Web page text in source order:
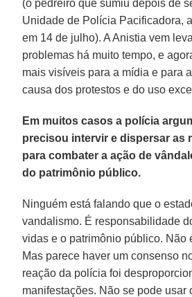
(o pedreiro que sumiu depois de
Unidade de Polícia Pacificadora,
em 14 de julho). A Anistia vem
problemas há muito tempo, e
mais visíveis para a mídia e para
causa dos protestos e do uso
Em muitos casos a polícia
precisou intervir e dispersar as
para combater a ação de
do patrimônio público.
Ninguém está falando que o
vandalismo. É responsabilidade
vidas e o patrimônio público. Não
Mas parece haver um consenso
reação da polícia foi
manifestações. Não se pode usar